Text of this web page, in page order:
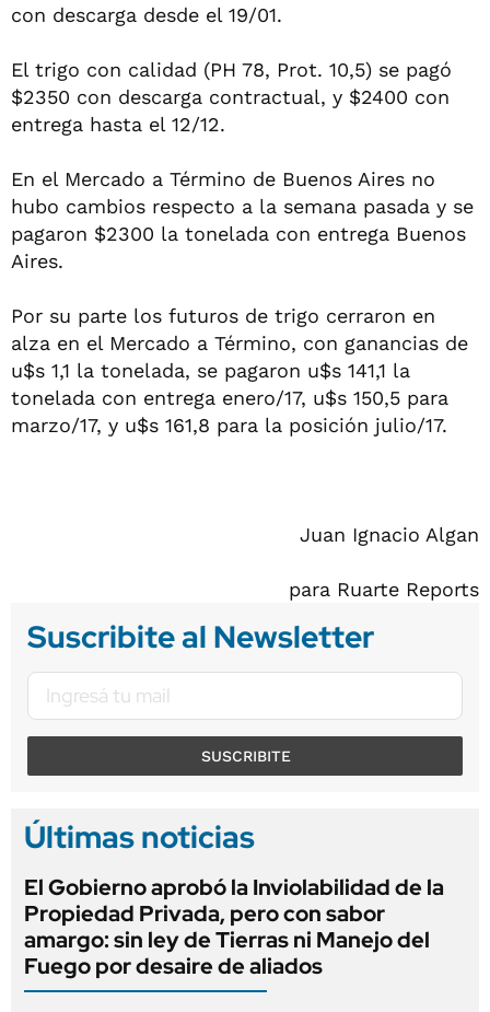
con descarga desde el 19/01.
El trigo con calidad (PH 78, Prot. 10,5) se pagó
$2350 con descarga contractual, y $2400 con
entrega hasta el 12/12.
En el Mercado a Término de Buenos Aires no
hubo cambios respecto a la semana pasada y se
pagaron $2300 la tonelada con entrega Buenos
Aires.
Por su parte los futuros de trigo cerraron en
alza en el Mercado a Término, con ganancias de
u$s 1,1 la tonelada, se pagaron u$s 141,1 la
tonelada con entrega enero/17, u$s 150,5 para
marzo/17, y u$s 161,8 para la posición julio/17.
Juan Ignacio Algan
para Ruarte Reports
Suscribite al Newsletter
SUSCRIBITE
Últimas noticias
El Gobierno aprobó la Inviolabilidad de la
Propiedad Privada, pero con sabor
amargo: sin ley de Tierras ni Manejo del
Fuego por desaire de aliados